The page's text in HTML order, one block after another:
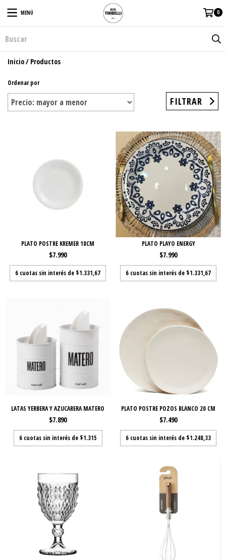
MENÚ 0
Inicio/ Productos
Ordenar por
FILTRAR
PLATO POSTRE KREMER 18CM
$7.990
6 cuotas sin interés de $1.331,67
PLATO PLAYO ENERGY
$7.990
6 cuotas sin interés de $1.331,67
LATAS YERBERA Y AZUCARERA MATERO
$7.890
6 cuotas sin interés de $1.315
PLATO POSTRE POZOS BLANCO 20 CM
$7.490
6 cuotas sin interés de $1.248,33